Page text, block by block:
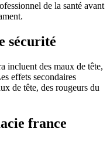
de la santé avant
sécurité
incluent des maux de tête,
effets secondaires
de tête, des rougeurs du
france